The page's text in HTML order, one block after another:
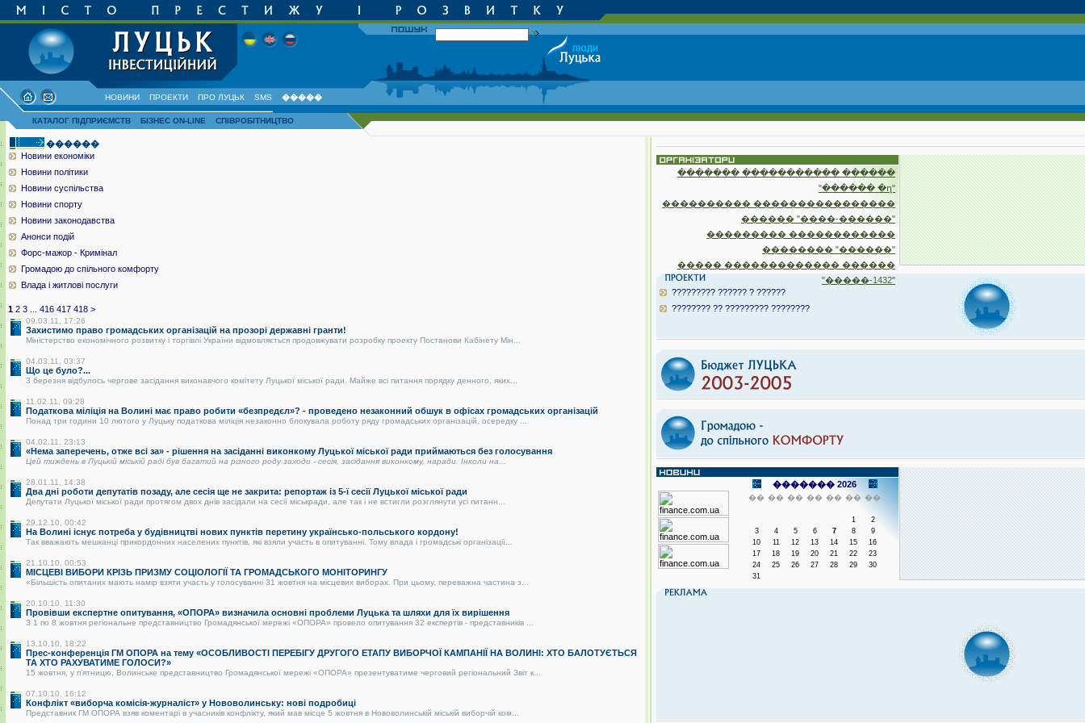
НОВИНИ ПРОЕКТИ ПРО ЛУЦЬК SMS �����
КАТАЛОГ ПІДПРИЄМСТВ БІЗНЕС ON-LINE СПІВРОБІТНИЦТВО
������
Новини економіки
Новини політики
Новини суспільства
Новини спорту
Новини законодавства
Анонси подій
Форс-мажор - Кримінал
Громадою до спільного комфорту
Влада і житлові послуги
1 2 3 416 417 418 >
09.03.11, 17:26
Захистимо право громадських організацій на прозорі державні гранти!
Міністерство економічного розвитку і торгівлі України відмовляється продовжувати розробку проекту Постанови Кабінету Мін...
04.03.11, 03:37
Що це було?...
3 березня відбулось чергове засідання виконавчого комітету Луцької міської ради. Майже всі питання порядку денного, яких...
11.02.11, 09:28
Податкова міліція на Волині має право робити «безпредєл»? - проведено незаконний обшук в офісах громадських організацій
Понад три години 10 лютого у Луцьку податкова міліція незаконно блокувала роботу ряду громадських організацій, осередку ...
04.02.11, 23:13
«Нема заперечень, отже всі за» - рішення на засіданні виконкому Луцької міської ради приймаються без голосування
Цей тиждень в Луцькій міській раді був багатий на різного роду заходи - сесія, засідання виконкому, наради. Інколи на...
28.01.11, 14:38
Два дні роботи депутатів позаду, але сесія ще не закрита: репортаж із 5-ї сесії Луцької міської ради
Депутати Луцької міської ради протягом двох днів засідали на сесії міськради, але так і не встигли розглянути усі питанн...
29.12.10, 00:42
На Волині існує потреба у будівництві нових пунктів перетину українсько-польського кордону!
Так вважають мешканці прикордонних населених пунктів, які взяли участь в опитуванні. Тому влада і громадські організації...
21.10.10, 00:53
МІСЦЕВІ ВИБОРИ КРІЗЬ ПРИЗМУ СОЦІОЛОГІЇ ТА ГРОМАДСЬКОГО МОНІТОРИНГУ
«Більшість опитаних мають намір взяти участь у голосуванні 31 жовтня на місцевих виборах. При цьому, переважна частина з...
20.10.10, 11:30
Провівши експертне опитування, «ОПОРА» визначила основні проблеми Луцька та шляхи для їх вирішення
З 1 по 8 жовтня регіональне представництво Громадянської мережі «ОПОРА» провело опитування 32 експертів - представників ...
13.10.10, 18:22
Прес-конференція ГМ ОПОРА на тему «ОСОБЛИВОСТІ ПЕРЕБІГУ ДРУГОГО ЕТАПУ ВИБОРЧОЇ КАМПАНІЇ НА ВОЛИНІ: ХТО БАЛОТУЄТЬСЯ
ТА ХТО РАХУВАТИМЕ ГОЛОСИ?»
15 жовтня, у п’ятницю, Волинське представництво Громадянської мережі «ОПОРА» презентуватиме черговий регіональний Звіт к...
07.10.10, 16:12
Конфлікт «виборча комісія-журналіст» у Нововолинську: нові подробиці
Представник ГМ ОПОРА взяв коментарі в учасників конфлікту, який мав місце 5 жовтня в Нововолинській міській виборчій ком...
������� ����������� ������
"������ �ղ"
���������� ����������������
������ "����-������"
��������� ������������
�������� "������"
����� ������������� ������
"�����-1432"
????????? ?????? ? ??????
???????? ?? ????????? ????????
������� 2026
�� �� �� �� �� �� ��
1
2
3
4 5 6 7 8
9
10
11 12 13 14 15
16
17
18 19 20 21 22
23
24
25 26 27 28 29
30
31